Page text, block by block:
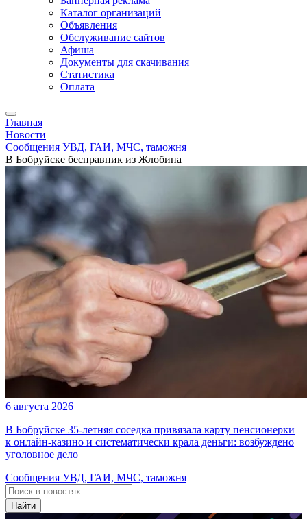
Каталог организаций
Объявления
Обслуживание сайтов
Афиша
Документы для скачивания
Статистика
Оплата
Главная
Новости
Сообщения УВД, ГАИ, МЧС, таможня
В Бобруйске бесправник из Жлобина
6 августа 2026
В Бобруйске 35-летняя соседка привязала карту пенсионерки
к онлайн-казино и систематически крала деньги: возбуждено
уголовное дело
Сообщения УВД, ГАИ, МЧС, таможня
Найти